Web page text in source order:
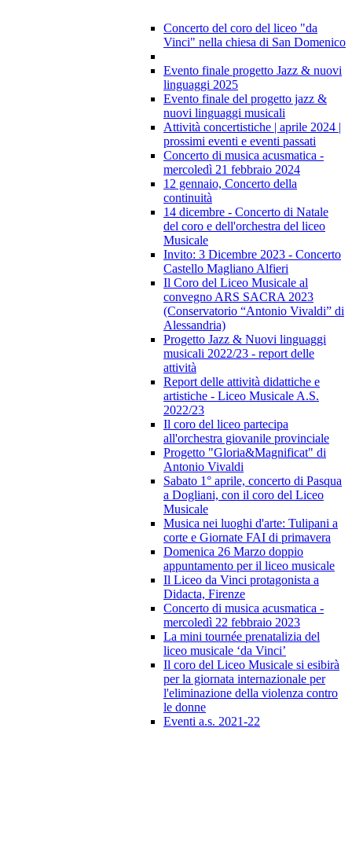
Concerto del coro del liceo "da
Vinci" nella chiesa di San Domenico
Evento finale progetto Jazz & nuovi
linguaggi 2025
Evento finale del progetto jazz &
nuovi linguaggi musicali
Attività concertistiche | aprile 2024 |
prossimi eventi e eventi passati
Concerto di musica acusmatica -
mercoledì 21 febbraio 2024
12 gennaio, Concerto della
continuità
14 dicembre - Concerto di Natale
del coro e dell'orchestra del liceo
Musicale
Invito: 3 Dicembre 2023 - Concerto
Castello Magliano Alfieri
Il Coro del Liceo Musicale al
convegno ARS SACRA 2023
(Conservatorio “Antonio Vivaldi” di
Alessandria)
Progetto Jazz & Nuovi linguaggi
musicali 2022/23 - report delle
attività
Report delle attività didattiche e
artistiche - Liceo Musicale A.S.
2022/23
Il coro del liceo partecipa
all'orchestra giovanile provinciale
Progetto "Gloria&Magnificat" di
Antonio Vivaldi
Sabato 1° aprile, concerto di Pasqua
a Dogliani, con il coro del Liceo
Musicale
Musica nei luoghi d'arte: Tulipani a
corte e Giornate FAI di primavera
Domenica 26 Marzo doppio
appuntamento per il liceo musicale
Il Liceo da Vinci protagonista a
Didacta, Firenze
Concerto di musica acusmatica -
mercoledì 22 febbraio 2023
La mini tournée prenatalizia del
liceo musicale ‘da Vinci’
Il coro del Liceo Musicale si esibirà
per la giornata internazionale per
l'eliminazione della violenza contro
le donne
Eventi a.s. 2021-22